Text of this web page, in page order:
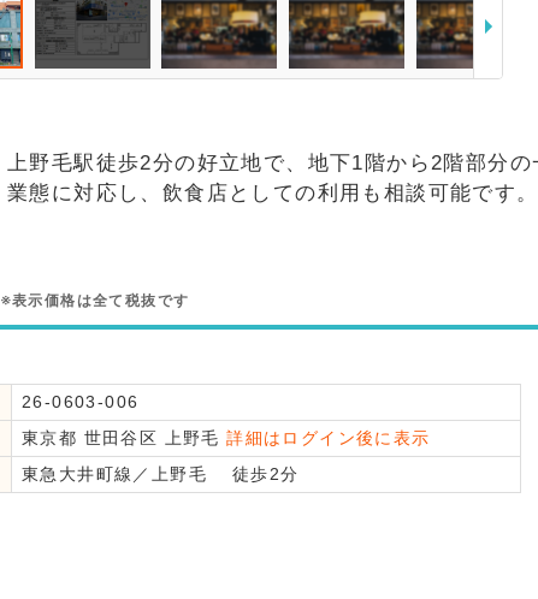
上野毛駅徒歩2分の好立地で、地下1階から2階部分
業態に対応し、飲食店としての利用も相談可能です
※表示価格は全て税抜です
26-0603-006
東京都 世田谷区 上野毛詳細はログイン後に表示
東急大井町線 ／ 上野毛 徒歩2分